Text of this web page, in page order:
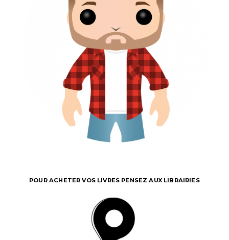
POUR ACHETER VOS LIVRES PENSEZ AUX LIBRAIRIES